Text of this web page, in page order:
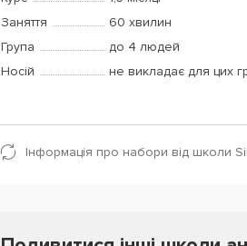
Заняття
60 хвилин
Група
до 4 людей
Носій
не викладає для цих
Інформація про набори від школи